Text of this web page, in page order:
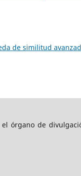
de similitud
el órgano de